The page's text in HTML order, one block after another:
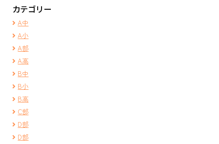
カテゴリー
A中
A小
A部
A高
B中
B小
B高
C部
D部
D部